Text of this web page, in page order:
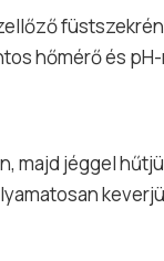
hőmérő és
majd jéggel